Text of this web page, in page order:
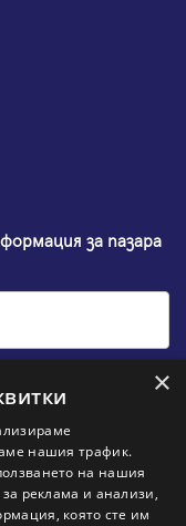
за пазара
×
нашия трафик.
на нашия
реклама и анализи,
която сте им